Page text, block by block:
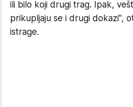
ili bilo koji drugi trag. Ipak,
prikupljaju se i drugi dokazi",
istrage.